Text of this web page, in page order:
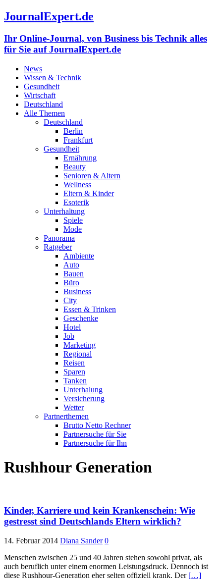
JournalExpert.de
Ihr Online-Journal, von Business bis Technik alles
für Sie auf JournalExpert.de
News
Wissen & Technik
Gesundheit
Wirtschaft
Deutschland
Alle Themen
Deutschland
Berlin
Frankfurt
Gesundheit
Ernährung
Beauty
Senioren & Altern
Wellness
Eltern & Kinder
Esoterik
Unterhaltung
Spiele
Mode
Panorama
Ratgeber
Ambiente
Auto
Bauen
Büro
Business
City
Essen & Trinken
Geschenke
Hotel
Job
Marketing
Regional
Reisen
Sparen
Tanken
Unterhalung
Versicherung
Wetter
Partnerthemen
Brutto Netto Rechner
Partnersuche für Sie
Partnersuche für Ihn
Rushhour Generation
Kinder, Karriere und kein Krankenschein: Wie
gestresst sind Deutschlands Eltern wirklich?
14. Februar 2014 Diana Sander 0
Menschen zwischen 25 und 40 Jahren stehen sowohl privat, als
auch beruflich unter einem enormen Leistungsdruck. Dennoch ist
diese Rushhour-Generation eher selten offiziell krank. Der […]